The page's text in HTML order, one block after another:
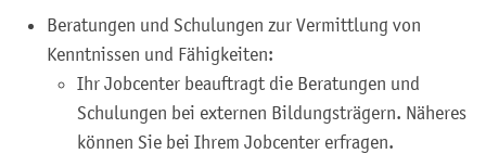
Beratungen und Schulungen zur Vermittlung von
Kenntnissen und Fähigkeiten:
Ihr Jobcenter beauftragt die Beratungen und
Schulungen bei externen Bildungsträgern. Näheres
können Sie bei Ihrem Jobcenter erfragen.